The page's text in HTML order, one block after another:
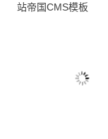
站帝国CMS模板